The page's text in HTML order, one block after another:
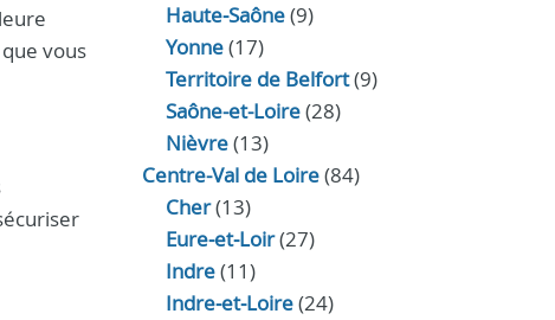
vous
Haute‑Saône(9)
Yonne(17)
Territoire de Belfort(9)
Saône-et-Loire(28)
Nièvre(13)
Centre-Val de Loire(84)
Cher(13)
Eure‑et‑Loir(27)
Indre(11)
Indre‑et‑Loire(24)